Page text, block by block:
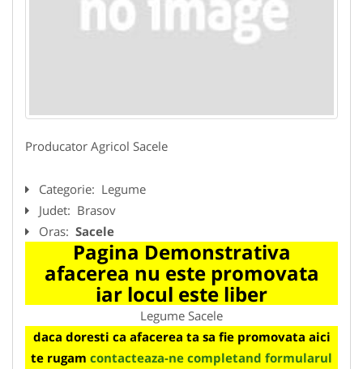
Producator Agricol Sacele
Categorie: Legume
Judet: Brasov
Oras: Sacele
Pagina Demonstrativa
afacerea nu este promovata
iar locul este liber
Legume Sacele
daca doresti ca afacerea ta sa fie promovata aici
te rugam contacteaza-ne completand formularul